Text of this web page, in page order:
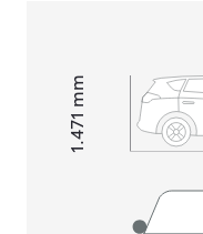
Height1.471
mm